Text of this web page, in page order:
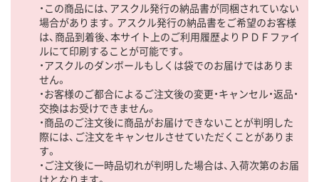
・この商品には、アスクル発行の納品書が同梱されていない
場合があります。アスクル発行の納品書をご希望のお客様
は、商品到着後、本サイト上のご利用履歴よりＰＤＦファイ
ルにて印刷することが可能です。
・アスクルのダンボールもしくは袋でのお届けではありま
せん。
・お客様のご都合によるご注文後の変更・キャンセル・返品・
交換はお受けできません。
・商品のご注文後に商品がお届けできないことが判明した
際には、ご注文をキャンセルさせていただくことがありま
す。
・ご注文後に一時品切れが判明した場合は、入荷次第のお届